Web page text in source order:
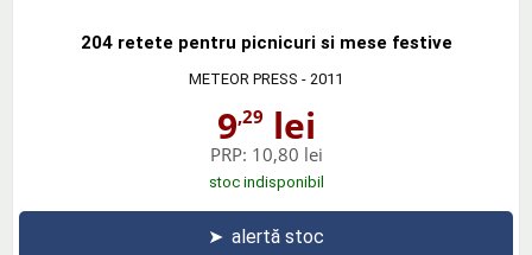
204 retete pentru picnicuri si mese festive
METEOR PRESS - 2011
9,29 lei
PRP: 10,80 lei
stoc indisponibil
➤ alertă stoc